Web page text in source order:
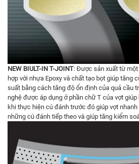
NEW BIULT-IN T-JOINT: Được sản xuất từ
hợp với nhựa Epoxy và chất tạo bọt giúp tăng
suất bằng cách tăng độ ổn định của quả cầu
nghệ được áp dụng ở phần chữ T của vợt
khi thực hiện cú đánh trước đó giúp vợt
những cú đánh tiếp theo và giúp tăng kiểm